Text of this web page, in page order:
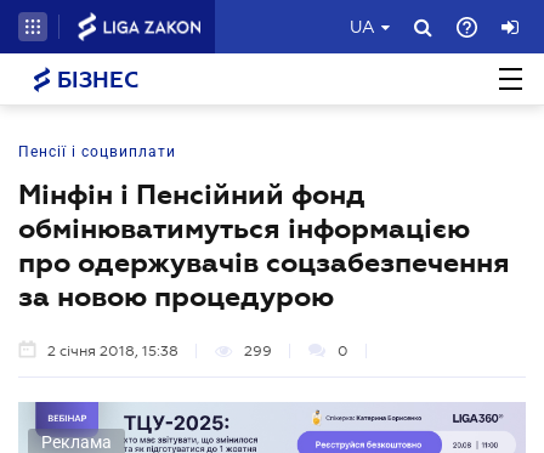
UA
БІЗНЕС
Пенсії і соцвиплати
Мінфін і Пенсійний фонд
обмінюватимуться інформацією
про одержувачів соцзабезпечення
за новою процедурою
2 січня 2018, 15:38 299 0
Реклама